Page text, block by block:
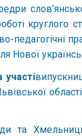
круглого
Нової
та